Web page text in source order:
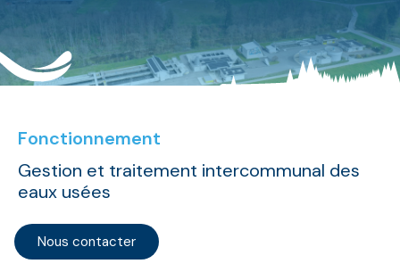
Fonctionnement
Gestion et traitement intercommunal des
eaux usées
Nous contacter